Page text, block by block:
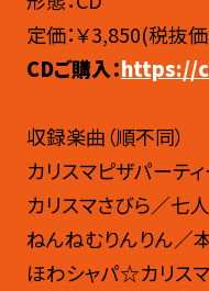
定価：￥3,850(税抜
CDご購入：https://
収録楽曲（順不同）
カリスマピザパーテ
カリスマさびら／七
ねんねむりんりん／
ほわシャパ☆カリス